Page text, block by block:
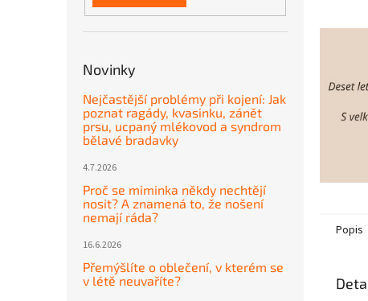
Novinky
Nejčastější problémy při kojení: Jak
poznat ragády, kvasinku, zánět
prsu, ucpaný mlékovod a syndrom
bělavé bradavky
4.7.2026
Proč se miminka někdy nechtějí
nosit? A znamená to, že nošení
nemají ráda?
16.6.2026
Přemýšlíte o oblečení, v kterém se
v létě neuvaříte?
Popis